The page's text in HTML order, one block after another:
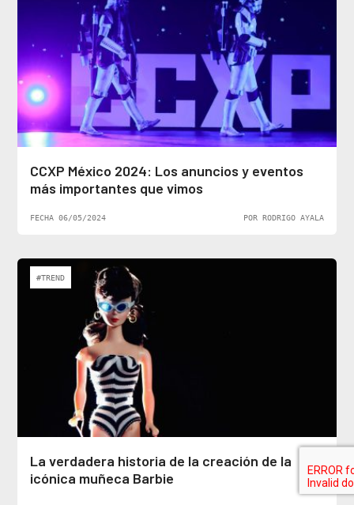
CCXP México 2024: Los anuncios y eventos
más importantes que vimos
FECHA 06/05/2024 POR RODRIGO AYALA
#TREND
La verdadera historia de la creación de la
icónica muñeca Barbie